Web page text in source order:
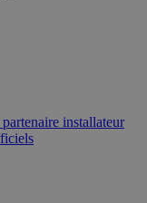
installateur